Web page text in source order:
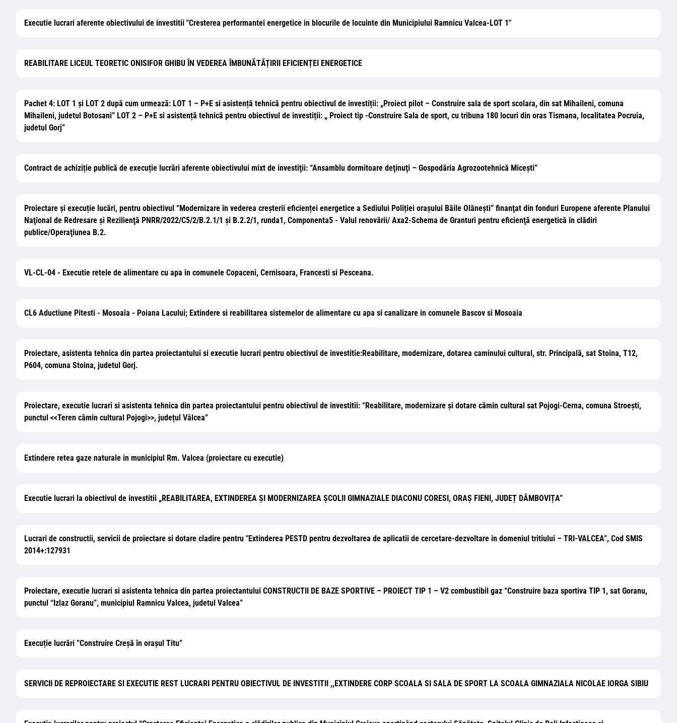
Executie lucrari aferente obiectivului de investitii "Cresterea performantei energetice in blocurile de locuinte din Municipiului Ramnicu Valcea-LOT 1"
REABILITARE LICEUL TEORETIC ONISIFOR GHIBU ÎN VEDEREA ÎMBUNĂTĂȚIRII EFICIENȚEI ENERGETICE
Pachet 4: LOT 1 și LOT 2 după cum urmează: LOT 1 – P+E si asistență tehnică pentru obiectivul de investiții: „Proiect pilot – Construire sala de sport scolara, din sat Mihaileni, comuna
Mihaileni, judetul Botosani” LOT 2 – P+E si asistență tehnică pentru obiectivul de investiții: „ Proiect tip -Construire Sala de sport, cu tribuna 180 locuri din oras Tismana, localitatea Pocruia,
judetul Gorj”
Contract de achiziție publică de execuție lucrări aferente obiectivului mixt de investiţii: “Ansamblu dormitoare deţinuţi – Gospodăria Agrozootehnică Miceşti”
Proiectare și execuție lucări, pentru obiectivul “Modernizare în vederea creșterii eficienței energetice a Sediului Poliției orașului Băile Olănești” finanţat din fonduri Europene aferente Planului
Naţional de Redresare şi Rezilienţă PNRR/2022/C5/2/B.2.1/1 și B.2.2/1, runda1, Componenta5 - Valul renovării/ Axa2-Schema de Granturi pentru eficienţă energetică în clădiri
publice/Operaţiunea B.2.
VL-CL-04 - Executie retele de alimentare cu apa in comunele Copaceni, Cernisoara, Francesti si Pesceana.
CL6 Aductiune Pitesti - Mosoaia - Poiana Lacului; Extindere si reabilitarea sistemelor de alimentare cu apa si canalizare in comunele Bascov si Mosoaia
Proiectare, asistenta tehnica din partea proiectantului si executie lucrari pentru obiectivul de investitie:Reabilitare, modernizare, dotarea caminului cultural, str. Principală, sat Stoina, T12,
P604, comuna Stoina, judetul Gorj.
Proiectare, executie lucrari si asistenta tehnica din partea proiectantului pentru obiectivul de investitii: “Reabilitare, modernizare și dotare cămin cultural sat Pojogi-Cerna, comuna Stroești,
punctul <<Teren cămin cultural Pojogi>>, județul Vâlcea”
Extindere retea gaze naturale in municipiul Rm. Valcea (proiectare cu executie)
Executie lucrari la obiectivul de investitii „REABILITAREA, EXTINDEREA ȘI MODERNIZAREA ȘCOLII GIMNAZIALE DIACONU CORESI, ORAȘ FIENI, JUDEȚ DÂMBOVIȚA”
Lucrari de constructii, servicii de proiectare si dotare cladire pentru "Extinderea PESTD pentru dezvoltarea de aplicatii de cercetare-dezvoltare in domeniul tritiului – TRI-VALCEA”, Cod SMIS
2014+:127931
Proiectare, executie lucrari si asistenta tehnica din partea proiectantului CONSTRUCTII DE BAZE SPORTIVE – PROIECT TIP 1 – V2 combustibil gaz “Construire baza sportiva TIP 1, sat Goranu,
punctul “Izlaz Goranu”, municipiul Ramnicu Valcea, judetul Valcea”
Execuție lucrări ”Construire Creșă în orașul Titu”
SERVICII DE REPROIECTARE SI EXECUTIE REST LUCRARI PENTRU OBIECTIVUL DE INVESTITII ,,EXTINDERE CORP SCOALA SI SALA DE SPORT LA SCOALA GIMNAZIALA NICOLAE IORGA SIBIU